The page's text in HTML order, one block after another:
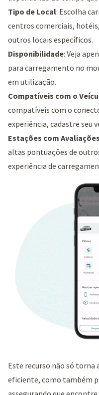
Tipo de Local: Escolha
centros comerciais,
outros locais específicos.
Disponibilidade: Veja
para carregamento no
em utilização.
Compatíveis com o
compatíveis com o
experiência, cadastre seu
Estações com
altas pontuações de
experiência de
Este recurso não só
eficiente, como também